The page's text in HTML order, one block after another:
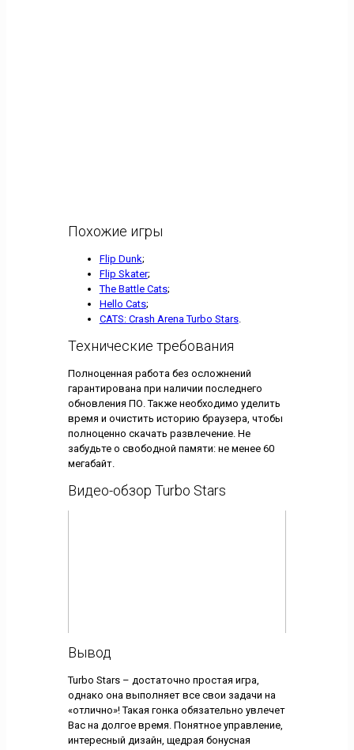
Похожие игры
Flip Dunk;
Flip Skater;
The Battle Cats;
Hello Cats;
CATS: Crash Arena Turbo Stars.
Технические требования
Полноценная работа без осложнений
гарантирована при наличии последнего
обновления ПО. Также необходимо уделить
время и очистить историю браузера, чтобы
полноценно скачать развлечение. Не
забудьте о свободной памяти: не менее 60
мегабайт.
Видео-обзор Turbo Stars
Вывод
Turbo Stars – достаточно простая игра,
однако она выполняет все свои задачи на
«отлично»! Такая гонка обязательно увлечет
Вас на долгое время. Понятное управление,
интересный дизайн, щедрая бонусная